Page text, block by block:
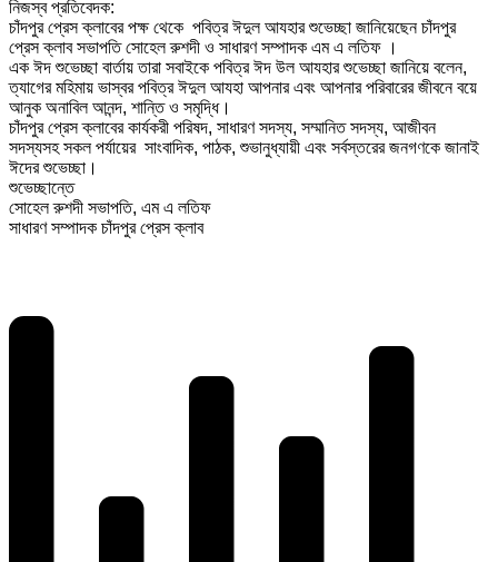
নিজস্ব প্রতিবেদক:
চাঁদপুর প্রেস ক্লাবের পক্ষ থেকে পবিত্র ঈদুল আযহার শুভেচ্ছা জানিয়েছেন চাঁদপুর
প্রেস ক্লাব সভাপতি সোহেল রুশদী ও সাধারণ সম্পাদক এম এ লতিফ ।
এক ঈদ শুভেচ্ছা বার্তায় তারা সবাইকে পবিত্র ঈদ উল আযহার শুভেচ্ছা জানিয়ে বলেন,
ত্যাগের মহিমায় ভাস্বর পবিত্র ঈদুল আযহা আপনার এবং আপনার পরিবারের জীবনে বয়ে
আনুক অনাবিল আনন্দ, শান্তি ও সমৃদ্ধি।
চাঁদপুর প্রেস ক্লাবের কার্যকরী পরিষদ, সাধারণ সদস্য, সম্মানিত সদস্য, আজীবন
সদস্যসহ সকল পর্যায়ের সাংবাদিক, পাঠক, শুভানুধ্যায়ী এবং সর্বস্তরের জনগণকে জানাই
ঈদের শুভেচ্ছা।
শুভেচ্ছান্তে
সোহেল রুশদী সভাপতি, এম এ লতিফ
সাধারণ সম্পাদক চাঁদপুর প্রেস ক্লাব